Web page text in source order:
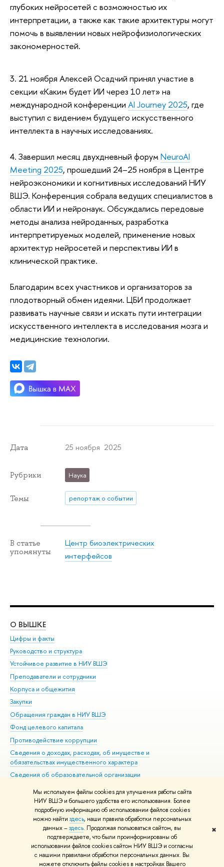
Мы используем файлы cookies для улучшения работы сайта
НИУ ВШЭ и большего удобства его использования. Более
подробную информацию об использовании файлов cookies
можно найти здесь, наши правила обработки персональных
данных –здесь. Продолжая пользоваться сайтом, вы
подтверждаете, что были проинформированы об
использовании файлов cookies сайтом НИУ ВШЭ и согласны
с нашими правилами обработки персональных данных. Вы
можете отключить файлы cookies в настройках Вашего
✖
глубоких нейросетей с возможностью их
интерпретации, а также как такие архитектуры могут
помочь в выявлении новых нейрофизиологических
закономерностей.
3. 21 ноября Алексей Осадчий принял участие в
секции «Каким будет ИИ через 10 лет» на
международной конференции AI Journey 2025, где
выступил с видением будущего искусственного
интеллекта в научных исследованиях.
4. Завершил месяц двухдневный форум NeuroAI
Meeting 2025, прошедший 24–25 ноября в Центре
нейроэкономики и когнитивных исследований НИУ
ВШЭ. Конференция собрала ведущих специалистов в
области ИИ и нейронаук. Обсуждались передовые
методы анализа нейроданных, разработка
интерпретируемых моделей, применение новых
архитектур нейросетей и перспективы ИИ в
клинической практике.
Благодарим всех участников и организаторов за
плодотворный обмен идеями. ЦБИ продолжает
развивать научные связи и искать пути интеграции
искусственного интеллекта в исследования мозга и
медицинские технологии.
Дата 25 ноября 2025
Рубрики Наука
Темы репортаж о событии
В статье
упомянуты
Центр биоэлектрических
интерфейсов
О ВЫШКЕ
Цифры и факты
Руководство и структура
Устойчивое развитие в НИУ ВШЭ
Преподаватели и сотрудники
Корпуса и общежития
Закупки
Обращения граждан в НИУ ВШЭ
Фонд целевого капитала
Противодействие коррупции
Сведения о доходах, расходах, об имуществе и
обязательствах имущественного характера
Сведения об образовательной организации
Людям с ограниченными возможностями здоровья
Единая платежная страница
Работа в Вышке
© НИУ ВШЭ 1993–2026 Адреса и контакты Условия использования
материалов Политика конфиденциальности Карта сайта
Шрифты HSE Sans и HSE Slab разработаны вШколе дизайна НИУ ВШЭ